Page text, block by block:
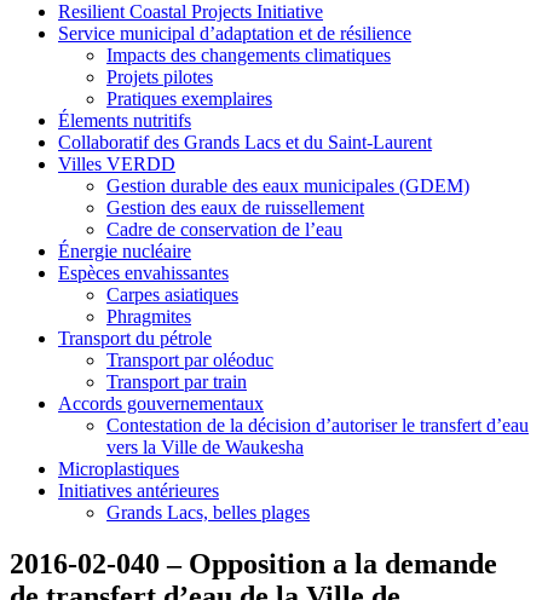
Resilient Coastal Projects Initiative
Service municipal d’adaptation et de résilience
Impacts des changements climatiques
Projets pilotes
Pratiques exemplaires
Élements nutritifs
Collaboratif des Grands Lacs et du Saint-Laurent
Villes VERDD
Gestion durable des eaux municipales (GDEM)
Gestion des eaux de ruissellement
Cadre de conservation de l’eau
Énergie nucléaire
Espèces envahissantes
Carpes asiatiques
Phragmites
Transport du pétrole
Transport par oléoduc
Transport par train
Accords gouvernementaux
Contestation de la décision d’autoriser le transfert d’eau
vers la Ville de Waukesha
Microplastiques
Initiatives antérieures
Grands Lacs, belles plages
2016-02-040 – Opposition a la demande